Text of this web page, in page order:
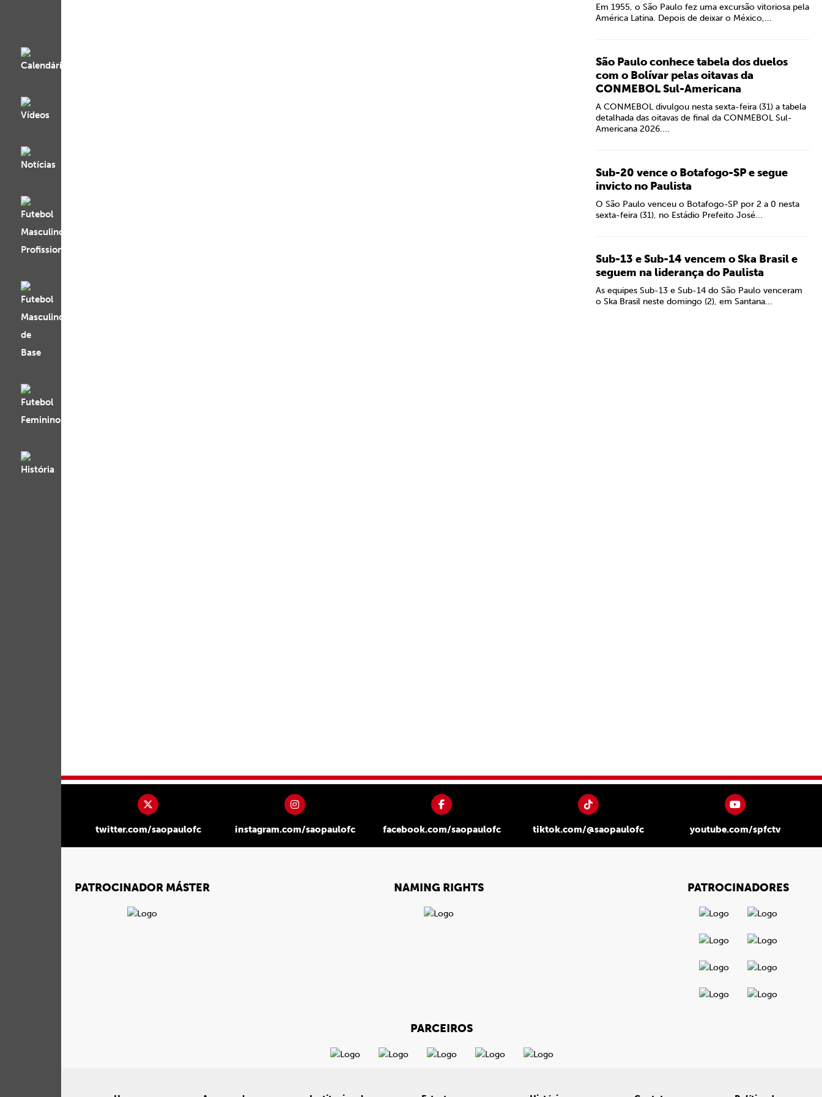
Em 1955, o São Paulo fez uma excursão vitoriosa pela
América Latina. Depois de deixar o México,...
São Paulo conhece tabela dos duelos
com o Bolívar pelas oitavas da
CONMEBOL Sul-Americana
A CONMEBOL divulgou nesta sexta-feira (31) a tabela
detalhada das oitavas de final da CONMEBOL Sul-
Americana 2026....
Sub-20 vence o Botafogo-SP e segue
invicto no Paulista
O São Paulo venceu o Botafogo-SP por 2 a 0 nesta
sexta-feira (31), no Estádio Prefeito José...
Sub-13 e Sub-14 vencem o Ska Brasil e
seguem na liderança do Paulista
As equipes Sub-13 e Sub-14 do São Paulo venceram
o Ska Brasil neste domingo (2), em Santana...
twitter.com/saopaulofc instagram.com/saopaulofc facebook.com/saopaulofc tiktok.com/@saopaulofc youtube.com/spfctv
PATROCINADOR MÁSTER NAMING RIGHTS PATROCINADORES
PARCEIROS